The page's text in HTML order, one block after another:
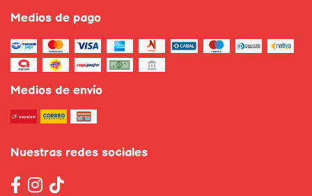
Medios de pago
Medios de envío
Nuestras redes sociales